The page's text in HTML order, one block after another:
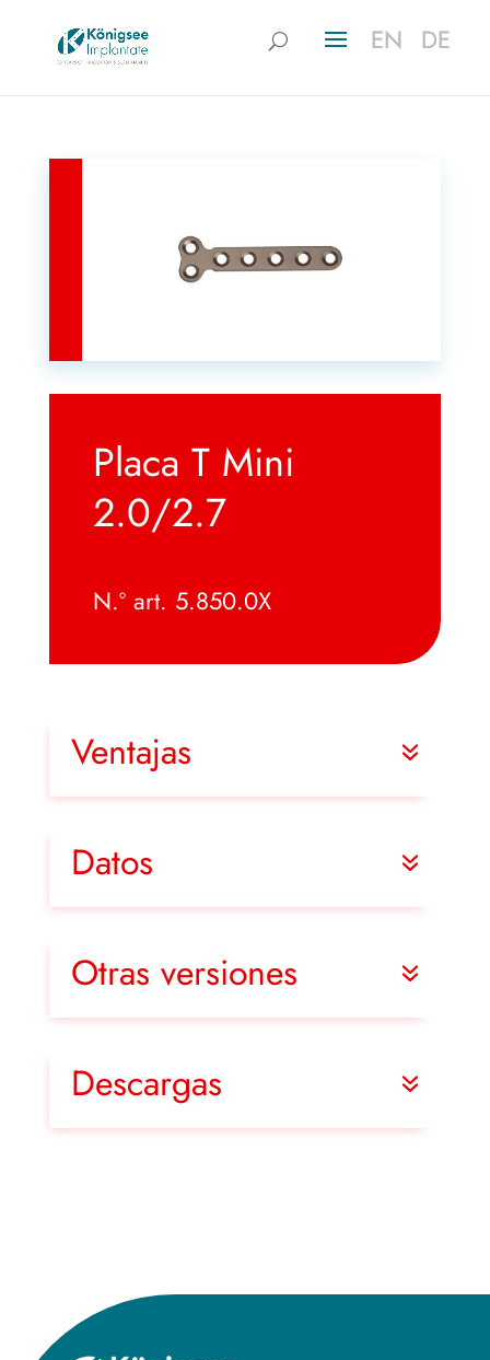
EN DE
EN DE
Placa T Mini
2.0/2.7
N.º art. 5.850.0X
Ventajas
Datos
Otras versiones
Descargas